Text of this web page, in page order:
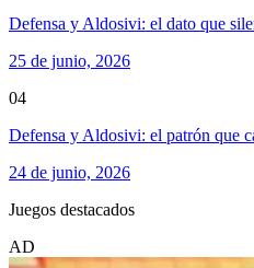
Defensa y Aldosivi: el dato que
25 de junio, 2026
04
Defensa y Aldosivi: el patrón que
24 de junio, 2026
Juegos destacados
AD